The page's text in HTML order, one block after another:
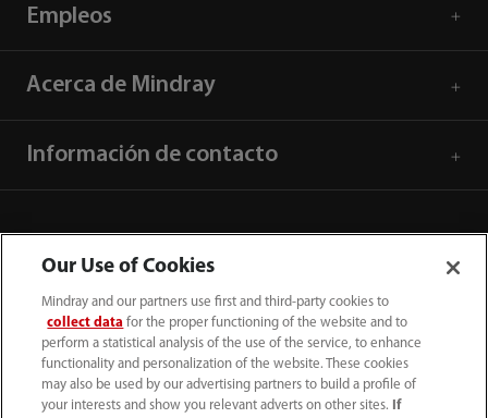
Empleos
Acerca de Mindray
Información de contacto
Our Use of Cookies
Mindray and our partners use first and third-party cookies to
collect data for the proper functioning of the website and to
perform a statistical analysis of the use of the service, to enhance
functionality and personalization of the website. These cookies
may also be used by our advertising partners to build a profile of
your interests and show you relevant adverts on other sites.
If